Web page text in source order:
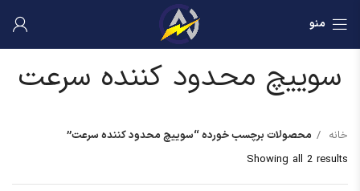
منو
سوییچ محدود کننده سرعت
خانه
محصولات برچسب خورده “سوییچ محدود کننده سرعت”
Showing all 2 results